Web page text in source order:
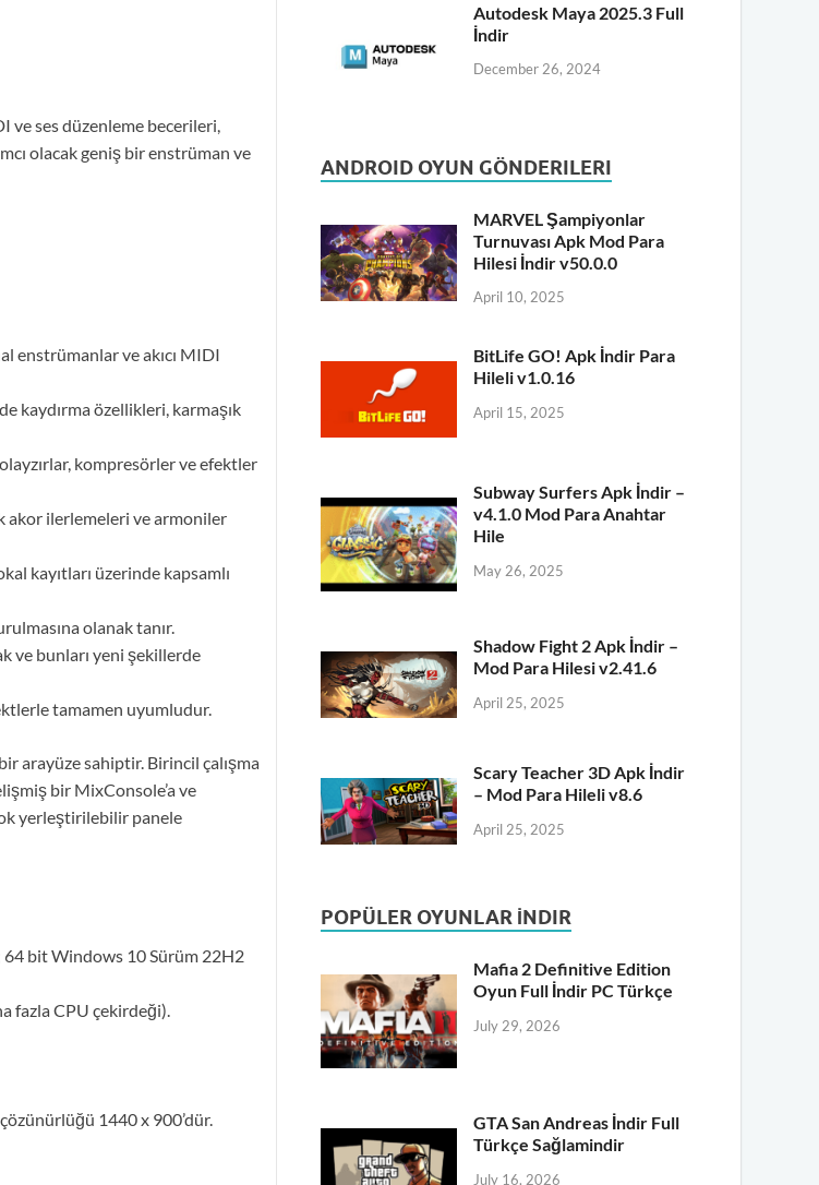
ses düzenleme becerileri,
olacak geniş bir enstrüman ve
enstrümanlar ve akıcı MIDI
kaydırma özellikleri, karmaşık
kompresörler ve efektler
akor ilerlemeleri ve armoniler
kayıtları üzerinde kapsamlı
olanak tanır.
ve bunları yeni şekillerde
tamamen uyumludur.
arayüze sahiptir. Birincil çalışma
bir MixConsole’a ve
yerleştirilebilir panele
bit Windows 10 Sürüm 22H2
fazla CPU çekirdeği).
1440 x 900’dür.
Autodesk Maya 2025.3 Full
İndir
December 26, 2024
ANDROID OYUN GÖNDERILERI
MARVEL Şampiyonlar
Turnuvası Apk Mod Para
Hilesi İndir v50.0.0
April 10, 2025
BitLife GO! Apk İndir Para
Hileli v1.0.16
April 15, 2025
Subway Surfers Apk İndir –
v4.1.0 Mod Para Anahtar
Hile
May 26, 2025
Shadow Fight 2 Apk İndir –
Mod Para Hilesi v2.41.6
April 25, 2025
Scary Teacher 3D Apk İndir
– Mod Para Hileli v8.6
April 25, 2025
POPÜLER OYUNLAR İNDIR
Mafia 2 Definitive Edition
Oyun Full İndir PC Türkçe
July 29, 2026
GTA San Andreas İndir Full
Türkçe Sağlamindir
July 16, 2026